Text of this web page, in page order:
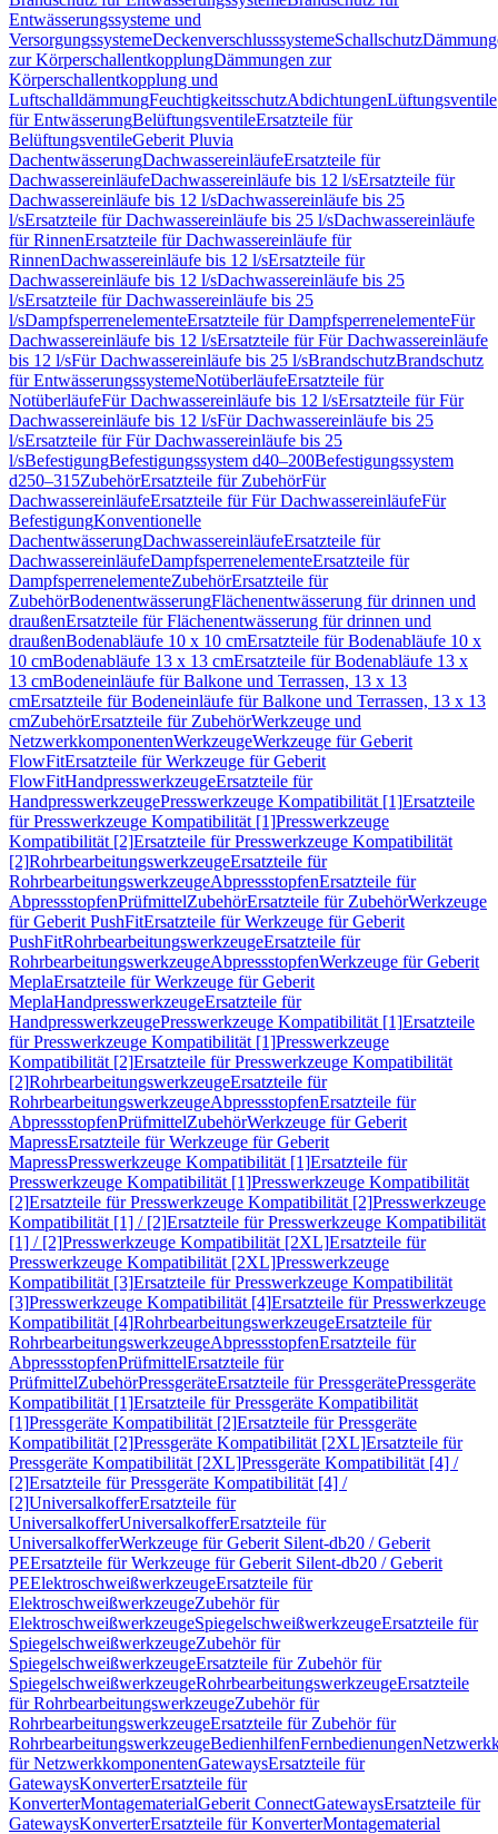
Entwässerungssysteme und
VersorgungssystemeDeckenverschlusssystemeSchallschutz
zur KörperschallentkopplungDämmungen zur
Körperschallentkopplung und
LuftschalldämmungFeuchtigkeitsschutzAbdichtungenLüftungsventile
für EntwässerungBelüftungsventileErsatzteile für
BelüftungsventileGeberit Pluvia
DachentwässerungDachwassereinläufeErsatzteile für
DachwassereinläufeDachwassereinläufe bis 12 l/sErsatzteile für
Dachwassereinläufe bis 12 l/sDachwassereinläufe bis 25
l/sErsatzteile für Dachwassereinläufe bis 25 l/sDachwassereinläufe
für RinnenErsatzteile für Dachwassereinläufe für
RinnenDachwassereinläufe bis 12 l/sErsatzteile für
Dachwassereinläufe bis 12 l/sDachwassereinläufe bis 25
l/sErsatzteile für Dachwassereinläufe bis 25
l/sDampfsperrenelementeErsatzteile für DampfsperrenelementeFür
Dachwassereinläufe bis 12 l/sErsatzteile für Für Dachwassereinläufe
bis 12 l/sFür Dachwassereinläufe bis 25 l/sBrandschutzBrandschutz
für EntwässerungssystemeNotüberläufeErsatzteile für
NotüberläufeFür Dachwassereinläufe bis 12 l/sErsatzteile für Für
Dachwassereinläufe bis 12 l/sFür Dachwassereinläufe bis 25
l/sErsatzteile für Für Dachwassereinläufe bis 25
l/sBefestigungBefestigungssystem d40–200Befestigungssystem
d250–315ZubehörErsatzteile für ZubehörFür
DachwassereinläufeErsatzteile für Für DachwassereinläufeFür
BefestigungKonventionelle
DachentwässerungDachwassereinläufeErsatzteile für
DachwassereinläufeDampfsperrenelementeErsatzteile für
DampfsperrenelementeZubehörErsatzteile für
ZubehörBodenentwässerungFlächenentwässerung für drinnen und
draußenErsatzteile für Flächenentwässerung für drinnen und
draußenBodenabläufe 10 x 10 cmErsatzteile für Bodenabläufe 10 x
10 cmBodenabläufe 13 x 13 cmErsatzteile für Bodenabläufe 13 x
13 cmBodeneinläufe für Balkone und Terrassen, 13 x 13
cmErsatzteile für Bodeneinläufe für Balkone und Terrassen, 13 x 13
cmZubehörErsatzteile für ZubehörWerkzeuge und
NetzwerkkomponentenWerkzeugeWerkzeuge für Geberit
FlowFitErsatzteile für Werkzeuge für Geberit
FlowFitHandpresswerkzeugeErsatzteile für
HandpresswerkzeugePresswerkzeuge Kompatibilität [1]Ersatzteile
für Presswerkzeuge Kompatibilität [1]Presswerkzeuge
Kompatibilität [2]Ersatzteile für Presswerkzeuge Kompatibilität
[2]RohrbearbeitungswerkzeugeErsatzteile für
RohrbearbeitungswerkzeugeAbpressstopfenErsatzteile für
AbpressstopfenPrüfmittelZubehörErsatzteile für ZubehörWerkzeuge
für Geberit PushFitErsatzteile für Werkzeuge für Geberit
PushFitRohrbearbeitungswerkzeugeErsatzteile für
RohrbearbeitungswerkzeugeAbpressstopfenWerkzeuge für Geberit
MeplaErsatzteile für Werkzeuge für Geberit
MeplaHandpresswerkzeugeErsatzteile für
HandpresswerkzeugePresswerkzeuge Kompatibilität [1]Ersatzteile
für Presswerkzeuge Kompatibilität [1]Presswerkzeuge
Kompatibilität [2]Ersatzteile für Presswerkzeuge Kompatibilität
[2]RohrbearbeitungswerkzeugeErsatzteile für
RohrbearbeitungswerkzeugeAbpressstopfenErsatzteile für
AbpressstopfenPrüfmittelZubehörWerkzeuge für Geberit
MapressErsatzteile für Werkzeuge für Geberit
MapressPresswerkzeuge Kompatibilität [1]Ersatzteile für
Presswerkzeuge Kompatibilität [1]Presswerkzeuge Kompatibilität
[2]Ersatzteile für Presswerkzeuge Kompatibilität [2]Presswerkzeuge
Kompatibilität [1] / [2]Ersatzteile für Presswerkzeuge Kompatibilität
[1] / [2]Presswerkzeuge Kompatibilität [2XL]Ersatzteile für
Presswerkzeuge Kompatibilität [2XL]Presswerkzeuge
Kompatibilität [3]Ersatzteile für Presswerkzeuge Kompatibilität
[3]Presswerkzeuge Kompatibilität [4]Ersatzteile für Presswerkzeuge
Kompatibilität [4]RohrbearbeitungswerkzeugeErsatzteile für
RohrbearbeitungswerkzeugeAbpressstopfenErsatzteile für
AbpressstopfenPrüfmittelErsatzteile für
PrüfmittelZubehörPressgeräteErsatzteile für PressgerätePressgeräte
Kompatibilität [1]Ersatzteile für Pressgeräte Kompatibilität
[1]Pressgeräte Kompatibilität [2]Ersatzteile für Pressgeräte
Kompatibilität [2]Pressgeräte Kompatibilität [2XL]Ersatzteile für
Pressgeräte Kompatibilität [2XL]Pressgeräte Kompatibilität [4] /
[2]Ersatzteile für Pressgeräte Kompatibilität [4] /
[2]UniversalkofferErsatzteile für
UniversalkofferUniversalkofferErsatzteile für
UniversalkofferWerkzeuge für Geberit Silent-db20 / Geberit
PEErsatzteile für Werkzeuge für Geberit Silent-db20 / Geberit
PEElektroschweißwerkzeugeErsatzteile für
ElektroschweißwerkzeugeZubehör für
ElektroschweißwerkzeugeSpiegelschweißwerkzeugeErsatzteile für
SpiegelschweißwerkzeugeZubehör für
SpiegelschweißwerkzeugeErsatzteile für Zubehör für
SpiegelschweißwerkzeugeRohrbearbeitungswerkzeugeErsatzteile
für RohrbearbeitungswerkzeugeZubehör für
RohrbearbeitungswerkzeugeErsatzteile für Zubehör für
RohrbearbeitungswerkzeugeBedienhilfenFernbedienungen
für NetzwerkkomponentenGatewaysErsatzteile für
GatewaysKonverterErsatzteile für
KonverterMontagematerialGeberit ConnectGatewaysErsatzteile für
GatewaysKonverterErsatzteile für KonverterMontagematerial